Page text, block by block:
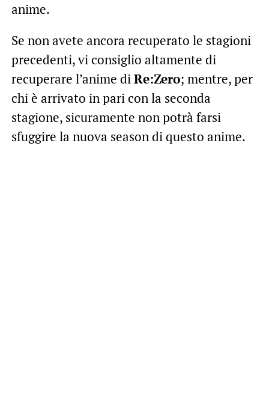
anime.
Se non avete ancora recuperato le stagioni
precedenti, vi consiglio altamente di
recuperare l’anime diRe:Zero; mentre, per
chi è arrivato in pari con la seconda
stagione, sicuramente non potrà farsi
sfuggire la nuova season di questo anime.